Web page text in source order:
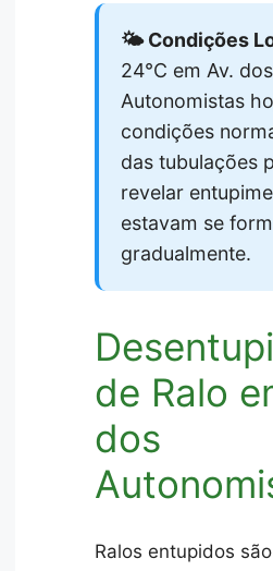
🌤️ Condições
24°C em Av. dos
Autonomistas
condições
das tubulações
revelar
estavam se
gradualmente.
de Ralo
dos
Ralos entupidos